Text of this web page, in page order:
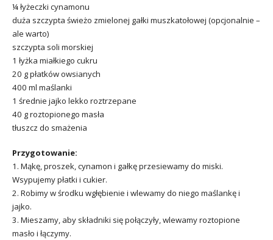
¼ łyżeczki cynamonu
duża szczypta świeżo zmielonej gałki muszkatołowej (opcjonalnie –
ale warto)
szczypta soli morskiej
1 łyżka miałkiego cukru
20 g płatków owsianych
400 ml maślanki
1 średnie jajko lekko roztrzepane
40 g roztopionego masła
tłuszcz do smażenia
Przygotowanie:
1. Mąkę, proszek, cynamon i gałkę przesiewamy do miski.
Wsypujemy płatki i cukier.
2. Robimy w środku wgłębienie i wlewamy do niego maślankę i
jajko.
3. Mieszamy, aby składniki się połączyły, wlewamy roztopione
masło i łączymy.